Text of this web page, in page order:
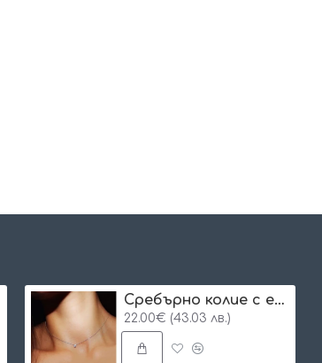
Сребърнo колие с едно камъче
22.00€ (43.03 лв.)